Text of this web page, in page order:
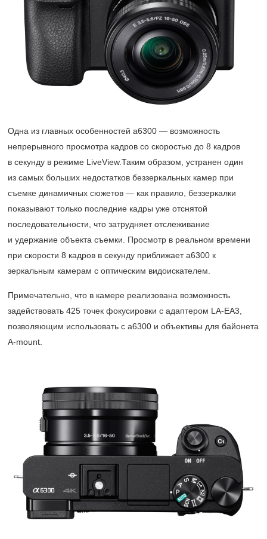
Одна из главных особенностей a6300 — возможность
непрерывного просмотра кадров со скоростью до 8 кадров
в секунду в режиме LiveView.Таким образом, устранен один
из самых больших недостатков беззеркальных камер при
съемке динамичных сюжетов — как правило, беззеркалки
показывают только последние кадры уже отснятой
последовательности, что затрудняет отслеживание
и удержание объекта съемки. Просмотр в реальном времени
при скорости 8 кадров в секунду приближает a6300 к
зеркальным камерам с оптическим видоискателем.
Примечательно, что в камере реализована возможность
задействовать 425 точек фокусировки с адаптером LA-EA3,
позволяющим использовать с a6300 и объективы для байонета
A-mount.